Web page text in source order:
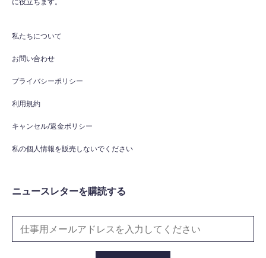
私たちについて
お問い合わせ
プライバシーポリシー
利用規約
キャンセル/返金ポリシー
私の個人情報を販売しないでください
ニュースレターを購読する